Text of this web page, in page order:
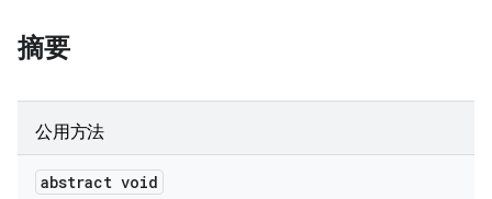
摘要
公用方法
abstract void